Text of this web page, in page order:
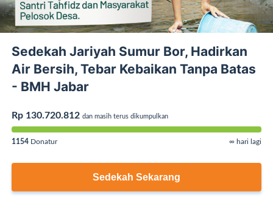
Sedekah Jariyah Sumur Bor, Hadirkan
Air Bersih, Tebar Kebaikan Tanpa Batas
- BMH Jabar
Rp 130.720.812 dan masih terus dikumpulkan
1154 Donatur ∞ hari lagi
Sedekah Sekarang